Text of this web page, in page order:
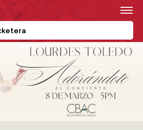
filters the results that follow as